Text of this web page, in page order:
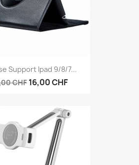
Support Ipad 9/8/7...
CHF 16,00 CHF